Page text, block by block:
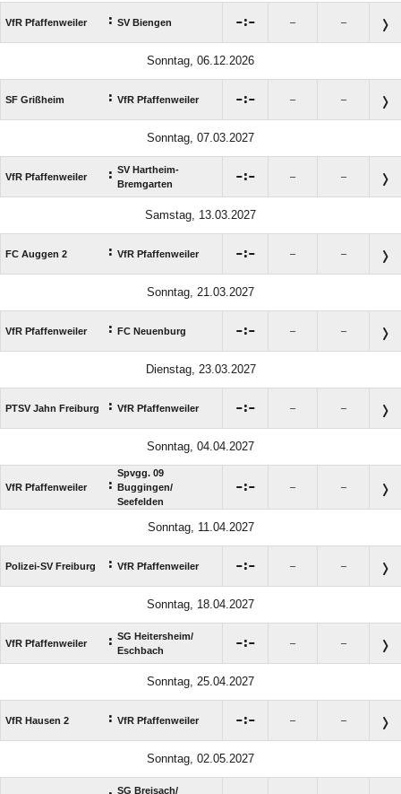
VfR Pfaffenweiler : SV Biengen : – –
Sonntag, 06.12.2026
SF Grißheim : VfR Pfaffenweiler : – –
Sonntag, 07.03.2027
VfR Pfaffenweiler : SV Hartheim-
Bremgarten
: – –
Samstag, 13.03.2027
FC Auggen 2 : VfR Pfaffenweiler : – –
Sonntag, 21.03.2027
VfR Pfaffenweiler : FC Neuenburg : – –
Dienstag, 23.03.2027
PTSV Jahn Freiburg : VfR Pfaffenweiler : – –
Sonntag, 04.04.2027
VfR Pfaffenweiler :
Spvgg. 09
Buggingen/​
Seefelden
: – –
Sonntag, 11.04.2027
Polizei-SV Freiburg : VfR Pfaffenweiler : – –
Sonntag, 18.04.2027
VfR Pfaffenweiler : SG Heitersheim/​
Eschbach
: – –
Sonntag, 25.04.2027
VfR Hausen 2 : VfR Pfaffenweiler : – –
Sonntag, 02.05.2027
SG Breisach/​